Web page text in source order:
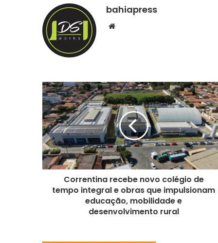
bahiapress
Correntina recebe novo colégio de
tempo integral e obras que impulsionam
educação, mobilidade e
desenvolvimento rural